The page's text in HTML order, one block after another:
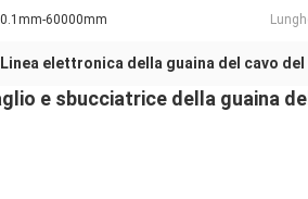
0.1mm-60000mm
Linea elettronica della guaina del cavo
e sbucciatrice della guaina